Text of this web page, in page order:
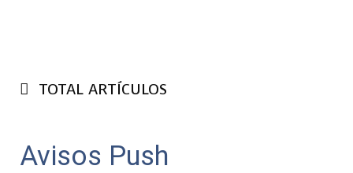
TOTAL ARTÍCULOS
Avisos Push